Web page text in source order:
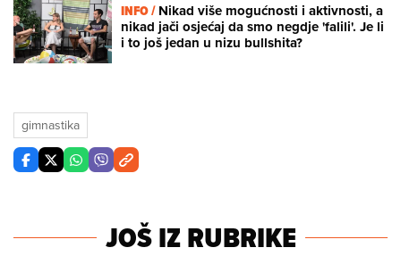
INFO /Nikad više mogućnosti i aktivnosti, a
nikad jači osjećaj da smo negdje 'falili'. Je li
i to još jedan u nizu bullshita?
gimnastika
JOŠ IZ RUBRIKE